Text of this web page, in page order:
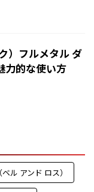
）フルメタル ダ
力的な使い方
ル アンド ロス）